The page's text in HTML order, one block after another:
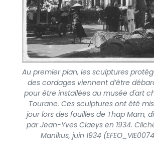
Au premier plan, les sculptures
des cordages viennent d’être
pour être installées au musée d'art
Tourane. Ces sculptures ont été
jour lors des fouilles de Thap Mam,
par Jean-Yves Claeys en 1934.
Manikus, juin 1934